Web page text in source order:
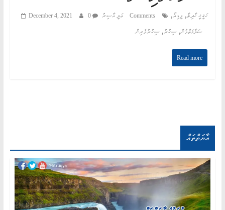
December 4, 2021 ޢަލީ އާސިރު 0 Comments ހަޤީޤީ ހާދިޘާ, ވީޑިއޯ,
ސަލާމަތްވުން, ސިހުރު, ސިހުރުވެރިން
Read more
އާޔަތްތައް